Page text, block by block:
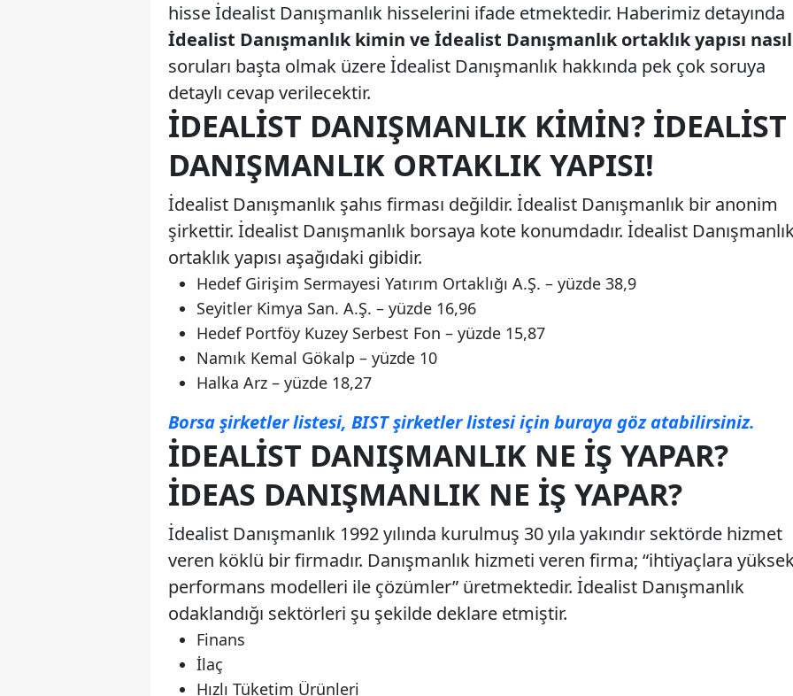
hisse İdealist Danışmanlık hisselerini ifade etmektedir. Haberimiz detayında
İdealist Danışmanlık kimin ve İdealist Danışmanlık ortaklık yapısı nasıl
soruları başta olmak üzere İdealist Danışmanlık hakkında pek çok soruya
detaylı cevap verilecektir.
İDEALIST DANIŞMANLIK KIMIN? İDEALIST
DANIŞMANLIK ORTAKLIK YAPISI!
İdealist Danışmanlık şahıs firması değildir. İdealist Danışmanlık bir anonim
şirkettir. İdealist Danışmanlık borsaya kote konumdadır. İdealist
ortaklık yapısı aşağıdaki gibidir.
Hedef Girişim Sermayesi Yatırım Ortaklığı A.Ş. – yüzde 38,9
Seyitler Kimya San. A.Ş. – yüzde 16,96
Hedef Portföy Kuzey Serbest Fon – yüzde 15,87
Namık Kemal Gökalp – yüzde 10
Halka Arz – yüzde 18,27
Borsa şirketler listesi, BIST şirketler listesi için buraya göz atabilirsiniz.
İDEALIST DANIŞMANLIK NE İŞ YAPAR?
İDEAS DANIŞMANLIK NE İŞ YAPAR?
İdealist Danışmanlık 1992 yılında kurulmuş 30 yıla yakındır sektörde hizmet
veren köklü bir firmadır. Danışmanlık hizmeti veren firma; “ihtiyaçlara
performans modelleri ile çözümler” üretmektedir. İdealist Danışmanlık
odaklandığı sektörleri şu şekilde deklare etmiştir.
Finans
İlaç
Hızlı Tüketim Ürünleri